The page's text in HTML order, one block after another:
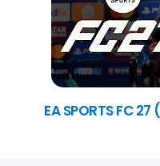
EA SPORTS FC